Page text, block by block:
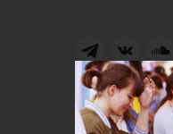
Подпишитесь на